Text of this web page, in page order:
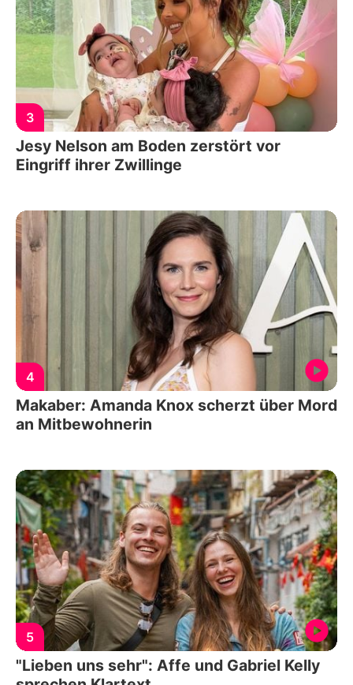
3
Jesy Nelson am Boden zerstört vor
Eingriff ihrer Zwillinge
4
Makaber: Amanda Knox scherzt über Mord
an Mitbewohnerin
5
"Lieben uns sehr": Affe und Gabriel Kelly